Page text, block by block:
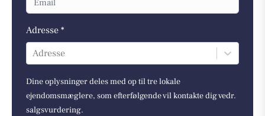
Adresse *
Adresse
Dine oplysninger deles med op til tre lokale
ejendomsmæglere, som efterfølgende vil kontakte dig vedr.
salgsvurdering.